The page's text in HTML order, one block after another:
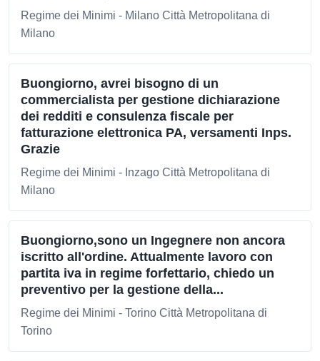
Regime dei Minimi - Milano Città Metropolitana di
Milano
Buongiorno, avrei bisogno di un
commercialista per gestione dichiarazione
dei redditi e consulenza fiscale per
fatturazione elettronica PA, versamenti Inps.
Grazie
Regime dei Minimi - Inzago Città Metropolitana di
Milano
Buongiorno,sono un Ingegnere non ancora
iscritto all'ordine. Attualmente lavoro con
partita iva in regime forfettario, chiedo un
preventivo per la gestione della...
Regime dei Minimi - Torino Città Metropolitana di
Torino